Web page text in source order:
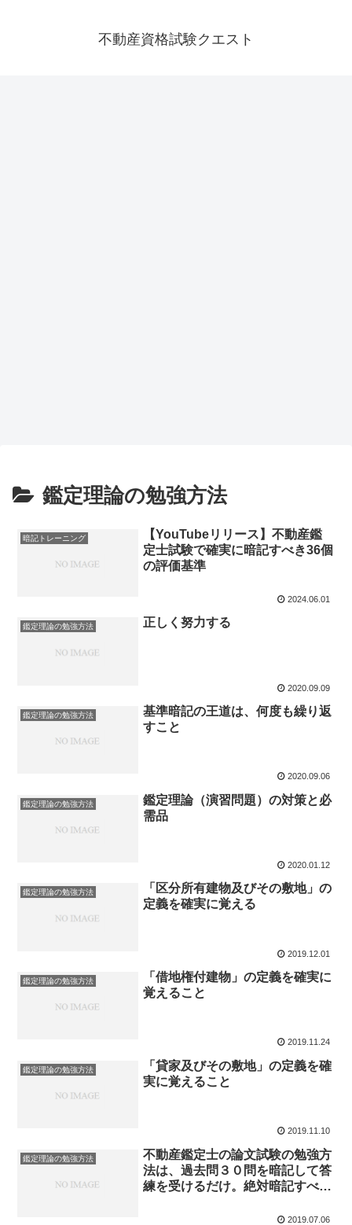
不動産資格試験クエスト
鑑定理論の勉強方法
暗記トレーニング
【YouTubeリリース】不動産鑑
定士試験で確実に暗記すべき36個
の評価基準
2024.06.01
鑑定理論の勉強方法 正しく努力する
2020.09.09
鑑定理論の勉強方法
基準暗記の王道は、何度も繰り返
すこと
2020.09.06
鑑定理論の勉強方法
鑑定理論（演習問題）の対策と必
需品
2020.01.12
鑑定理論の勉強方法
「区分所有建物及びその敷地」の
定義を確実に覚える
2019.12.01
鑑定理論の勉強方法
「借地権付建物」の定義を確実に
覚えること
2019.11.24
鑑定理論の勉強方法
「貸家及びその敷地」の定義を確
実に覚えること
2019.11.10
鑑定理論の勉強方法
不動産鑑定士の論文試験の勉強方
法は、過去問３０問を暗記して答
練を受けるだけ。絶対暗記すべき
2019.07.06